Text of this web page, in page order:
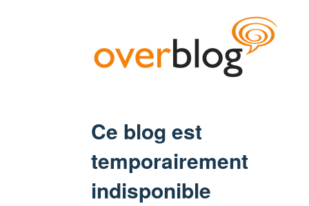
Ce blog est
temporairement
indisponible